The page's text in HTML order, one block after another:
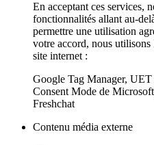
En acceptant ces services,
fonctionnalités allant au-
permettre une utilisation
votre accord, nous utilisons
site internet :
Google Tag Manager,
Consent Mode de
Freshchat
Contenu média externe